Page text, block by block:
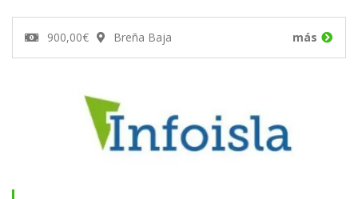
900,00€ Breña Baja más